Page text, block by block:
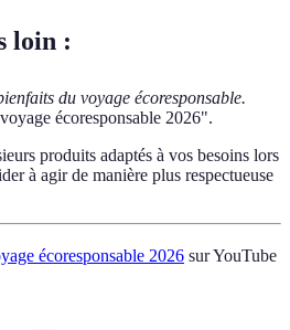
loin :
du voyage écoresponsable.
écoresponsable 2026".
produits adaptés à vos besoins lors
à agir de manière plus respectueuse
écoresponsable 2026 sur YouTube